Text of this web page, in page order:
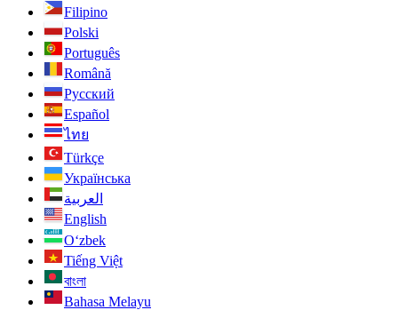
Filipino
Polski
Português
Română
Русский
Español
ไทย
Türkçe
Українська
العربية
English
O‘zbek
Tiếng Việt
বাংলা
Bahasa Melayu